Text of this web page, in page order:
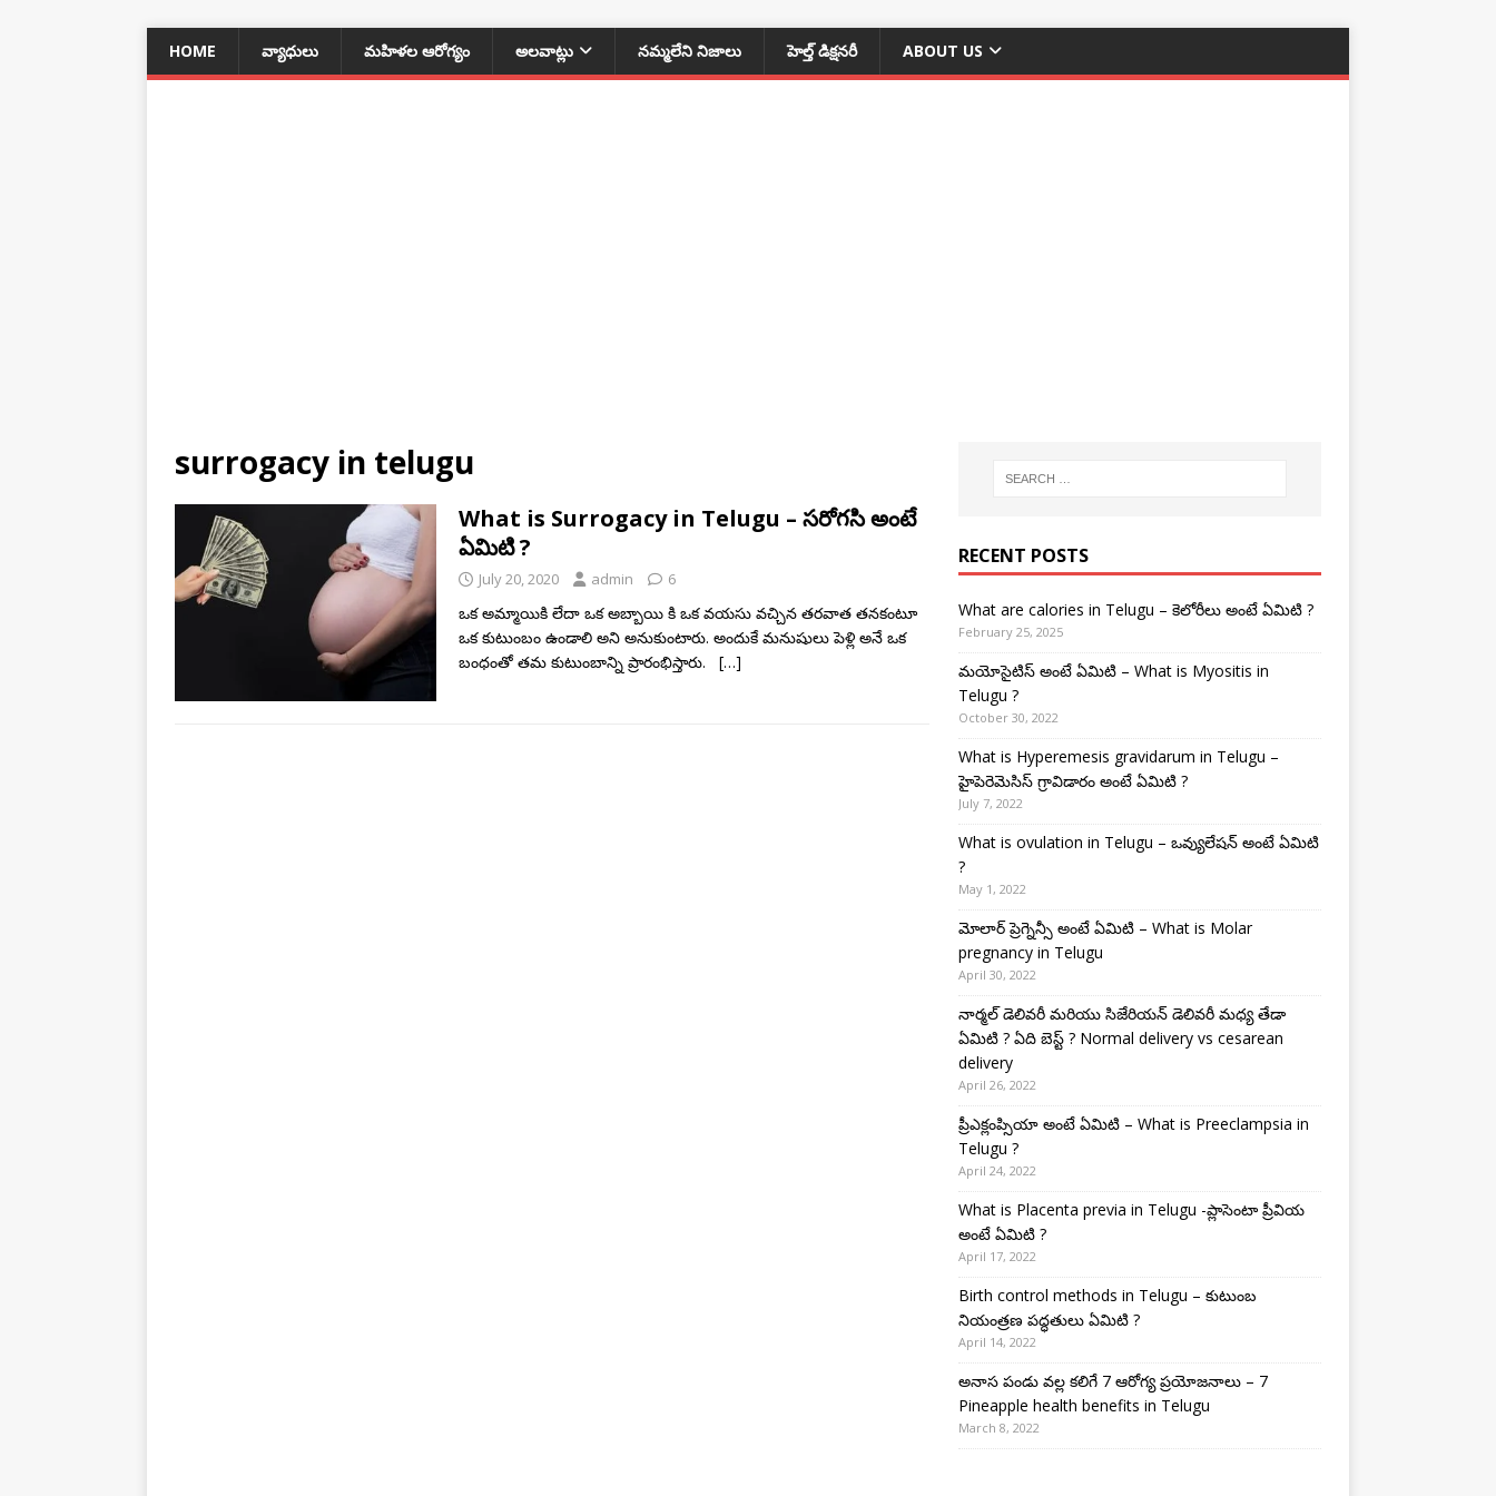
HOME వ్యాధులు మహిళల ఆరోగ్యం అలవాట్లు నమ్మలేని నిజాలు హెల్త్ డిక్షనరీ ABOUT US
surrogacy in telugu
What is Surrogacy in Telugu – సరోగసి అంటే
ఏమిటి ?
July 20, 2020 admin 6
ఒక అమ్మాయికి లేదా ఒక అబ్బాయి కి ఒక వయసు వచ్చిన తరవాత తనకంటూ
ఒక కుటుంబం ఉండాలి అని అనుకుంటారు. అందుకే మనుషులు పెళ్లి అనే ఒక
బంధంతో తమ కుటుంబాన్ని ప్రారంభిస్తారు. […]
RECENT POSTS
What are calories in Telugu – కెలోరీలు అంటే ఏమిటి ?
February 25, 2025
మయోసైటిస్ అంటే ఏమిటి – What is Myositis in
Telugu ?
October 30, 2022
What is Hyperemesis gravidarum in Telugu –
హైపెరెమెసిస్ గ్రావిడారం అంటే ఏమిటి ?
July 7, 2022
What is ovulation in Telugu – ఒవ్యులేషన్ అంటే ఏమిటి
?
May 1, 2022
మోలార్ ప్రెగ్నెన్సీ అంటే ఏమిటి – What is Molar
pregnancy in Telugu
April 30, 2022
నార్మల్ డెలివరీ మరియు సిజేరియన్ డెలివరీ మధ్య తేడా
ఏమిటి ? ఏది బెస్ట్ ? Normal delivery vs cesarean
delivery
April 26, 2022
ప్రీఎక్లంప్సియా అంటే ఏమిటి – What is Preeclampsia in
Telugu ?
April 24, 2022
What is Placenta previa in Telugu -ప్లాసెంటా ప్రీవియ
అంటే ఏమిటి ?
April 17, 2022
Birth control methods in Telugu – కుటుంబ
నియంత్రణ పద్ధతులు ఏమిటి ?
April 14, 2022
అనాస పండు వల్ల కలిగే 7 ఆరోగ్య ప్రయోజనాలు – 7
Pineapple health benefits in Telugu
March 8, 2022